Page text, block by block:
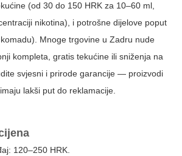
(od 30 do 150 HRK za 10–60 ml,
nikotina), i potrošne dijelove poput
Mnoge trgovine u Zadru nude
kompleta, gratis tekućine ili sniženja na
svjesni i prirode garancije — proizvodi
lakši put do reklamacije.
120–250 HRK.